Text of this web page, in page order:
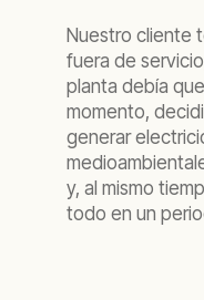
Nuestro cliente
fuera de
planta debía
momento,
generar
y, al mismo
todo en un